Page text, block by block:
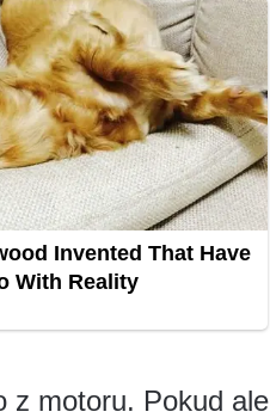
z motoru. Pokud ale